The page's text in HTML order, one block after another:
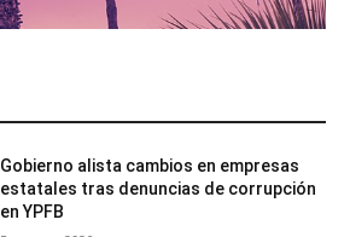
Gobierno alista cambios en empresas
estatales tras denuncias de corrupción
en YPFB